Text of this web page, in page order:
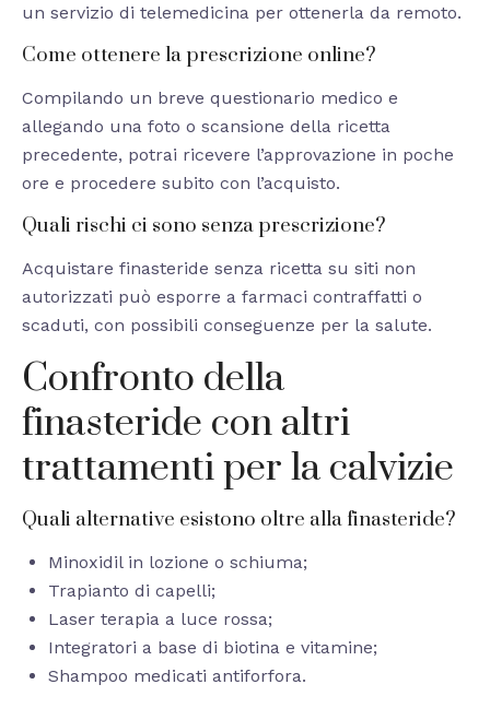
un servizio di telemedicina per ottenerla da remoto.
Come ottenere la prescrizione online?
Compilando un breve questionario medico e
allegando una foto o scansione della ricetta
precedente, potrai ricevere l’approvazione in poche
ore e procedere subito con l’acquisto.
Quali rischi ci sono senza prescrizione?
Acquistare finasteride senza ricetta su siti non
autorizzati può esporre a farmaci contraffatti o
scaduti, con possibili conseguenze per la salute.
Confronto della
finasteride con altri
trattamenti per la calvizie
Quali alternative esistono oltre alla finasteride?
Minoxidil in lozione o schiuma;
Trapianto di capelli;
Laser terapia a luce rossa;
Integratori a base di biotina e vitamine;
Shampoo medicati antiforfora.